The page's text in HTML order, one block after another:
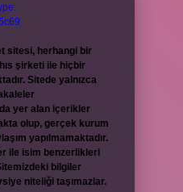
sitesi, herhangi bir
şirketi ile hiçbir
Sitede yalnızca
yer alan içerikler
olup, gerçek kurum
yapılmamaktadır.
ile isim benzerlikleri
bilgiler
niteliği taşımazlar.